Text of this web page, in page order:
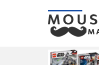
LATEST
STORIES